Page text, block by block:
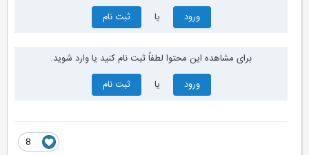
ورود
ثبت نام
برای مشاهده این محتوا لطفاً ثبت نام کنید یا وارد شوید.
ورود
ثبت نام